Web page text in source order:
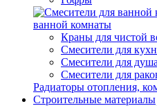
ванной комнаты
Краны для чистой
Смесители для
Смесители для душа
Смесители для
Радиаторы отопления,
Строительные материалы